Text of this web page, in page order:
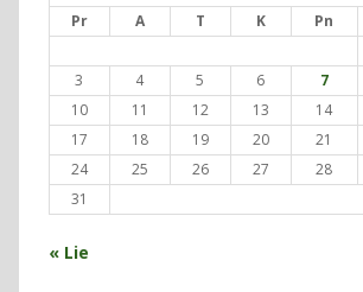
Pr A T K Pn
3
4 5 6 7
10
11 12 13 14
17
18 19 20 21
24
25 26 27 28
31
« Lie